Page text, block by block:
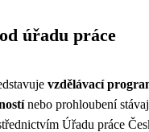
úřadu práce
vzdělávací
nebo prohloubení
Úřadu práce